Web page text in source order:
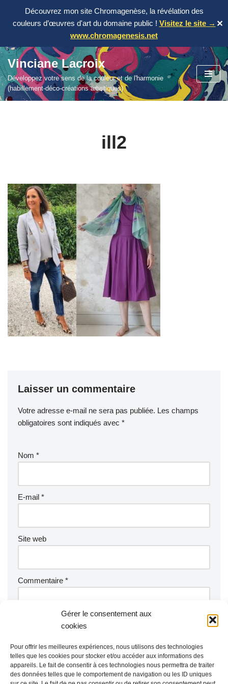
Gérer le consentement aux
cookies
Pour offrir les meilleures expériences, nous utilisons des technologies
telles que les cookies pour stocker et/ou accéder aux informations des
appareils. Le fait de consentir à ces technologies nous permettra de traiter
des données telles que le comportement de navigation ou les ID uniques
Découvrez mon site Chromagenèse, la révélation des
couleurs d’œuvres d'art du domaine public ! Visitez le site →
www.chromagenesis.net
✕
Aller
au
contenu
Vinciane Lacroix
Développez votre sens de la couleur et de l'harmonie
(habillement-déco-créations artistiques)
ill2
Laisser un commentaire
Votre adresse e-mail ne sera pas publiée. Les champs
obligatoires sont indiqués avec *
Nom *
E-mail *
Site web
Commentaire *